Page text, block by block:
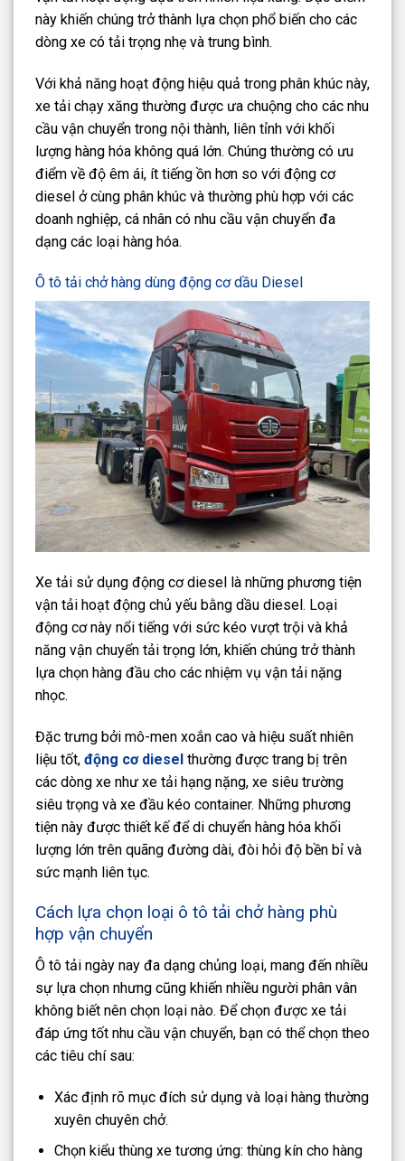
này khiến chúng trở thành lựa chọn phổ biến cho các
dòng xe có tải trọng nhẹ và trung bình.
Với khả năng hoạt động hiệu quả trong phân khúc này,
xe tải chạy xăng thường được ưa chuộng cho các nhu
cầu vận chuyển trong nội thành, liên tỉnh với khối
lượng hàng hóa không quá lớn. Chúng thường có ưu
điểm về độ êm ái, ít tiếng ồn hơn so với động cơ
diesel ở cùng phân khúc và thường phù hợp với các
doanh nghiệp, cá nhân có nhu cầu vận chuyển đa
dạng các loại hàng hóa.
Ô tô tải chở hàng dùng động cơ dầu Diesel
Xe tải sử dụng động cơ diesel là những phương tiện
vận tải hoạt động chủ yếu bằng dầu diesel. Loại
động cơ này nổi tiếng với sức kéo vượt trội và khả
năng vận chuyển tải trọng lớn, khiến chúng trở thành
lựa chọn hàng đầu cho các nhiệm vụ vận tải nặng
nhọc.
Đặc trưng bởi mô-men xoắn cao và hiệu suất nhiên
liệu tốt, động cơ diesel thường được trang bị trên
các dòng xe như xe tải hạng nặng, xe siêu trường
siêu trọng và xe đầu kéo container. Những phương
tiện này được thiết kế để di chuyển hàng hóa khối
lượng lớn trên quãng đường dài, đòi hỏi độ bền bỉ và
sức mạnh liên tục.
Cách lựa chọn loại ô tô tải chở hàng phù
hợp vận chuyển
Ô tô tải ngày nay đa dạng chủng loại, mang đến nhiều
sự lựa chọn nhưng cũng khiến nhiều người phân vân
không biết nên chọn loại nào. Để chọn được xe tải
đáp ứng tốt nhu cầu vận chuyển, bạn có thể chọn theo
các tiêu chí sau:
Xác định rõ mục đích sử dụng và loại hàng thường
xuyên chuyên chở.
Chọn kiểu thùng xe tương ứng: thùng kín cho hàng